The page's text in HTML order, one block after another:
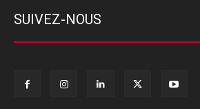
SUIVEZ-NOUS